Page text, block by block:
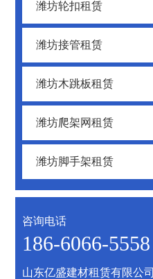
潍坊轮扣租赁
潍坊接管租赁
潍坊木跳板租赁
潍坊爬架网租赁
潍坊脚手架租赁
咨询电话
186-6066-5558
山东亿盛建材租赁有限公司